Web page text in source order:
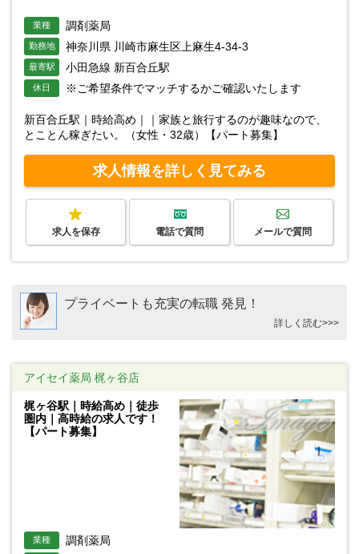
業種 調剤薬局
勤務地 神奈川県 川崎市麻生区上麻生4-34-3
最寄駅 小田急線 新百合丘駅
休日 ※ご希望条件でマッチするかご確認いたします
新百合丘駅｜時給高め｜｜家族と旅行するのが趣味なので、
とことん稼ぎたい。（女性・32歳）【パート募集】
求人情報を詳しく見てみる
求人を保存 電話で質問 メールで質問
プライベートも充実の転職 発見！
詳しく読む>>>
アイセイ薬局 梶ヶ谷店
梶ヶ谷駅｜時給高め｜徒歩
圏内｜高時給の求人です！
【パート募集】
業種 調剤薬局